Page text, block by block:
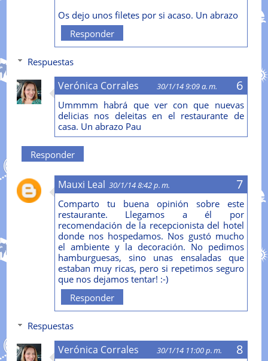
Os dejo unos filetes por si acaso. Un abrazo
Responder
Respuestas
Verónica Corrales 30/1/14 9:09 a. m.
Ummmm habrá que ver con que nuevas
delicias nos deleitas en el restaurante de
casa. Un abrazo Pau
Responder
Mauxi Leal 30/1/14 8:42 p. m.
Comparto tu buena opinión sobre este
restaurante. Llegamos a él por
recomendación de la recepcionista del hotel
donde nos hospedamos. Nos gustó mucho
el ambiente y la decoración. No pedimos
hamburguesas, sino unas ensaladas que
estaban muy ricas, pero si repetimos seguro
que nos dejamos tentar! :-)
Responder
Respuestas
Verónica Corrales 30/1/14 11:00 p. m.